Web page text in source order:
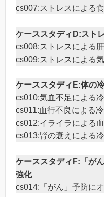
cs007:ストレスによる
ケーススタディD:スト
cs008:ストレスによる
cs009:ストレスによる
ケーススタディE:体の
cs010:気血不足による冷
cs011:血行不良による冷
cs012:イライラによる
cs013:腎の衰えによる冷
ケーススタディF:「が
強化
cs014:「がん」予防に